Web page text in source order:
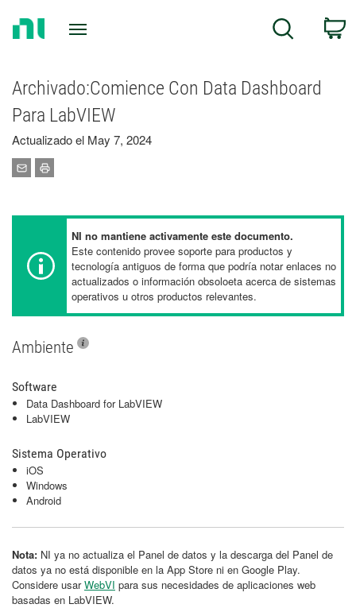
Search
Archivado:Comience Con Data Dashboard
Para LabVIEW
Actualizado el May 7, 2024
NI no mantiene activamente este documento.
Este contenido provee soporte para productos y
tecnología antiguos de forma que podría notar enlaces no
actualizados o información obsoloeta acerca de sistemas
operativos u otros productos relevantes.
Ambiente
Software
Data Dashboard for LabVIEW
LabVIEW
Sistema Operativo
iOS
Windows
Android
Nota: NI ya no actualiza el Panel de datos y la descarga del Panel de
datos ya no está disponible en la App Store ni en Google Play.
Considere usarWebVI para sus necesidades de aplicaciones web
basadas en LabVIEW.